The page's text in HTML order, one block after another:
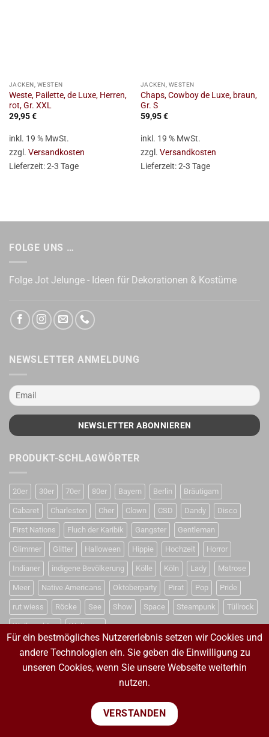
JACKEN, WESTEN
Weste, Pailette, de Luxe, Herren,
rot, Gr. XXL
29,95€
inkl. 19 % MwSt.
zzgl. Versandkosten
Lieferzeit:2-3 Tage
JACKEN, WESTEN
Chaps, Cowboy de Luxe, braun,
Gr. S
59,95€
inkl. 19 % MwSt.
zzgl. Versandkosten
Lieferzeit:2-3 Tage
FOLGE UNS …
Folge Jot Jelunge - Ideen für Dekorationen & Kostüme
NEWSLETTER ANMELDUNG
PRODUKT-SCHLAGWÖRTER
20er 30er 70er 80er Bayern Berlin Bräutigam
Cabaret Charleston Cher Clown CSD Dandy Disco
First Nations Fluch der Karibik Gangster Gentleman
Glimmer Glitter Halloween Hippie Hochzeit Horror
Indianer indigene Bevölkerung Kölle Köln Lady Matrose
Meer Native Americans Oktoberparty Pirat Pop Pride
rut wiess Röcke See Show Space Steampunk Tüllrock
Weihnachten Weltraum
VERTRAG WIDERRUFEN
VERTRAG WIDERRUFEN
Für ein bestmögliches Nutzererlebnis setzen wir Cookies und
andere Technologien ein. Sie geben die Einwilligung zu
unseren Cookies, wenn Sie unsere Webseite weiterhin
nutzen.
VERSTANDEN